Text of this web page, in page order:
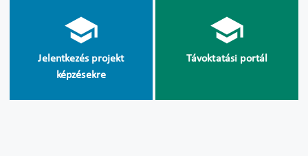
Jelentkezés projekt
képzésekre
Távoktatási portál